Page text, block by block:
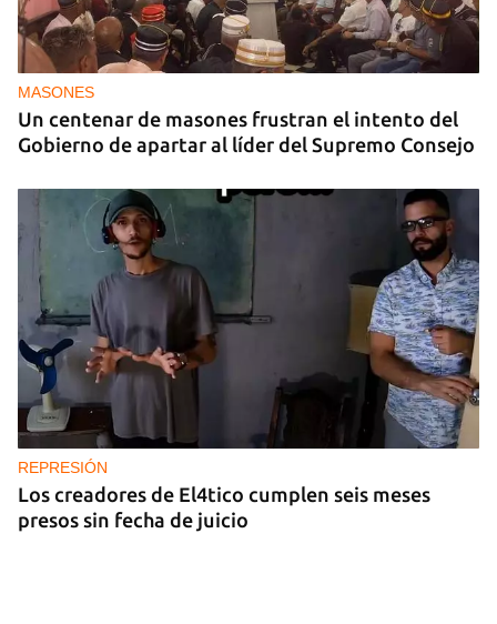
MASONES
Un centenar de masones frustran el intento del
Gobierno de apartar al líder del Supremo Consejo
REPRESIÓN
Los creadores de El4tico cumplen seis meses
presos sin fecha de juicio